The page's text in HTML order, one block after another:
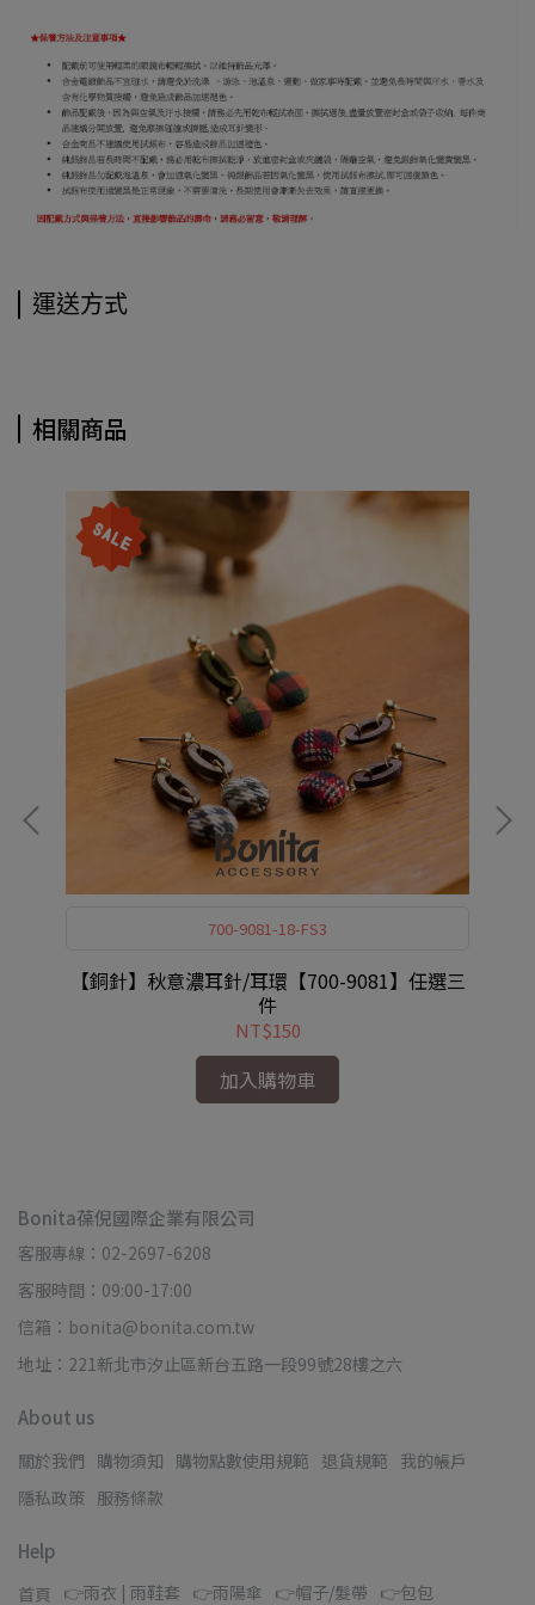
運送方式
相關商品
700-9081-18-FS3
【銅針】秋意濃耳針/耳環【700-9081】任選三
件
NT$150
加入購物車
Bonita葆倪國際企業有限公司
客服專線：02-2697-6208
客服時間：09:00-17:00
信箱：bonita@bonita.com.tw
地址：221新北市汐止區新台五路一段99號28樓之六
About us
關於我們 購物須知 購物點數使用規範 退貨規範 我的帳戶
隱私政策 服務條款
Help
首頁 👉雨衣 | 雨鞋套 👉雨陽傘 👉帽子/髮帶 👉包包